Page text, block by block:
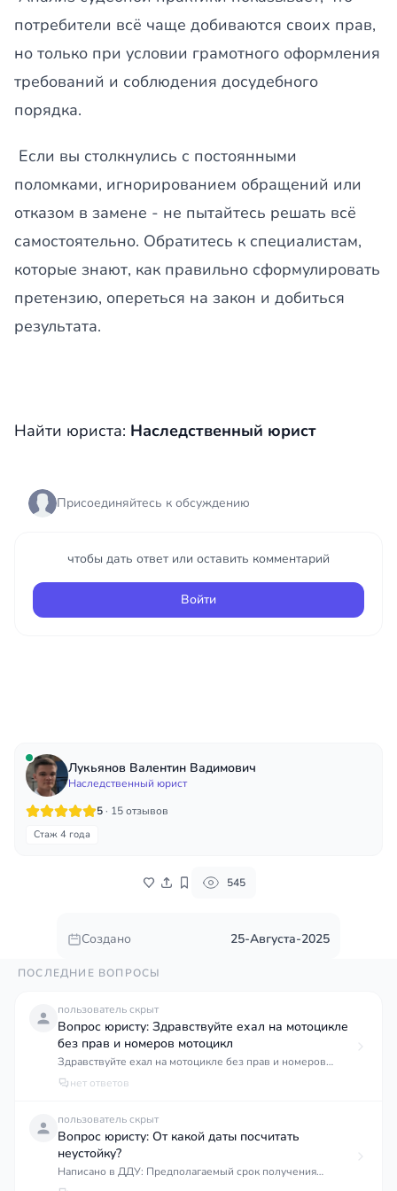
Лукьянов Валентин Вадимович
Наследственный юрист
5· 15 отзывов
Стаж 4 года
545
Создано 25-Августа-2025
потребители всё чаще добиваются своих прав,
но только при условии грамотного оформления
требований и соблюдения досудебного
порядка.
Если вы столкнулись с постоянными
поломками, игнорированием обращений или
отказом в замене - не пытайтесь решать всё
самостоятельно. Обратитесь к специалистам,
которые знают, как правильно сформулировать
претензию, опереться на закон и добиться
результата.
Найти юриста: Наследственный юрист
Присоединяйтесь к обсуждению
чтобы дать ответ или оставить комментарий
Войти
ПОСЛЕДНИЕ ВОПРОСЫ
пользователь скрыт
Вопрос юристу: Здравствуйте ехал на мотоцикле
без прав и номеров мотоцикл
Здравствуйте ехал на мотоцикле без прав и номеров
мотоцикл твобще не зарегистрирован лишат ли меня
нет ответов
пользователь скрыт
Вопрос юристу: От какой даты посчитать
неустойку?
Написано в ДДУ: Предполагаемый срок получения